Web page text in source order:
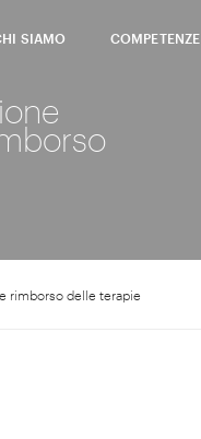
SIAMO COMPETENZE
rimborso delle terapie